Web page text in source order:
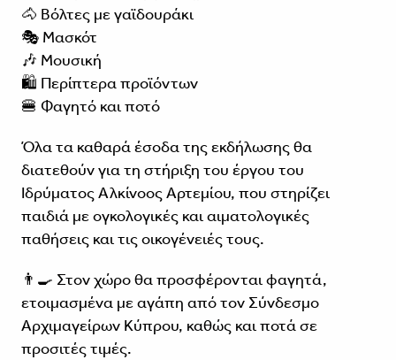
🐴 Βόλτες με γαϊδουράκι
🎭 Μασκότ
🎶 Μουσική
🛍️ Περίπτερα προϊόντων
🍔 Φαγητό και ποτό
Όλα τα καθαρά έσοδα της εκδήλωσης θα
διατεθούν για τη στήριξη του έργου του
Ιδρύματος Αλκίνοος Αρτεμίου, που στηρίζει
παιδιά με ογκολογικές και αιματολογικές
παθήσεις και τις οικογένειές τους.
👨‍🍳 Στον χώρο θα προσφέρονται φαγητά,
ετοιμασμένα με αγάπη από τον Σύνδεσμο
Αρχιμαγείρων Κύπρου, καθώς και ποτά σε
προσιτές τιμές.